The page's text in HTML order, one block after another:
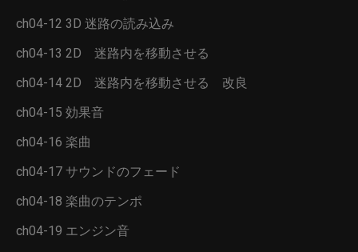
ch04-12 3D 迷路の読み込み
ch04-13 2D 迷路内を移動させる
ch04-14 2D 迷路内を移動させる 改良
ch04-15 効果音
ch04-16 楽曲
ch04-17 サウンドのフェード
ch04-18 楽曲のテンポ
ch04-19 エンジン音